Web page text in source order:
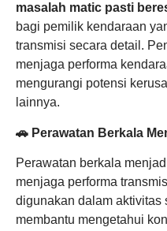
masalah matic pasti
bagi pemilik kendaraan
transmisi secara detail.
menjaga performa
mengurangi potensi
lainnya.
🚗 Perawatan Berkala
Perawatan berkala
menjaga performa
digunakan dalam aktivitas
membantu mengetahui